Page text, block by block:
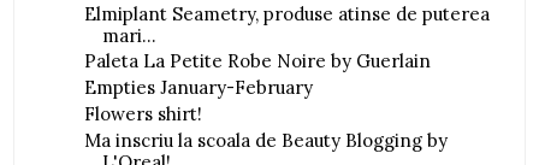
Elmiplant Seametry, produse atinse de puterea
mari...
Paleta La Petite Robe Noire by Guerlain
Empties January-February
Flowers shirt!
Ma inscriu la scoala de Beauty Blogging by